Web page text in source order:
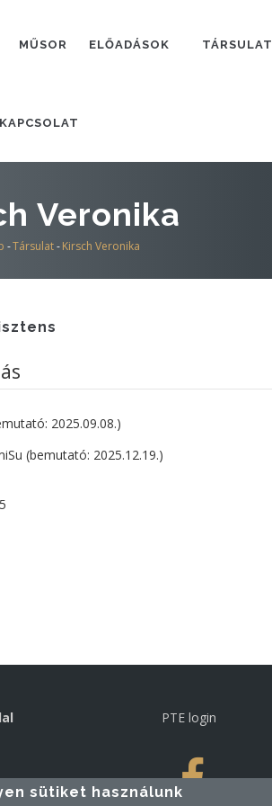
MŰSOR ELŐADÁSOK TÁRSULAT
KAPCSOLAT
Veronika
-Társulat - Kirsch Veronika
2025.09.08.)
(bemutató: 2025.12.19.)
PTE login
sütiket használunk